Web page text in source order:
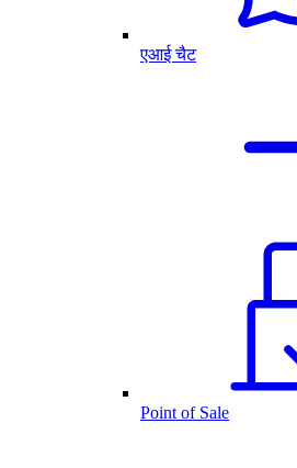
एआई चैट
Point of Sale